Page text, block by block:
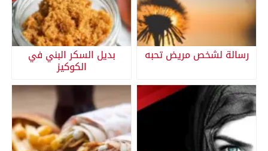
رسالة لشخص مريض تحبه بديل السكر البني في
الكوكيز